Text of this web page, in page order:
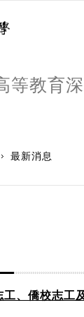
等教育
最新消息
、僑校志工